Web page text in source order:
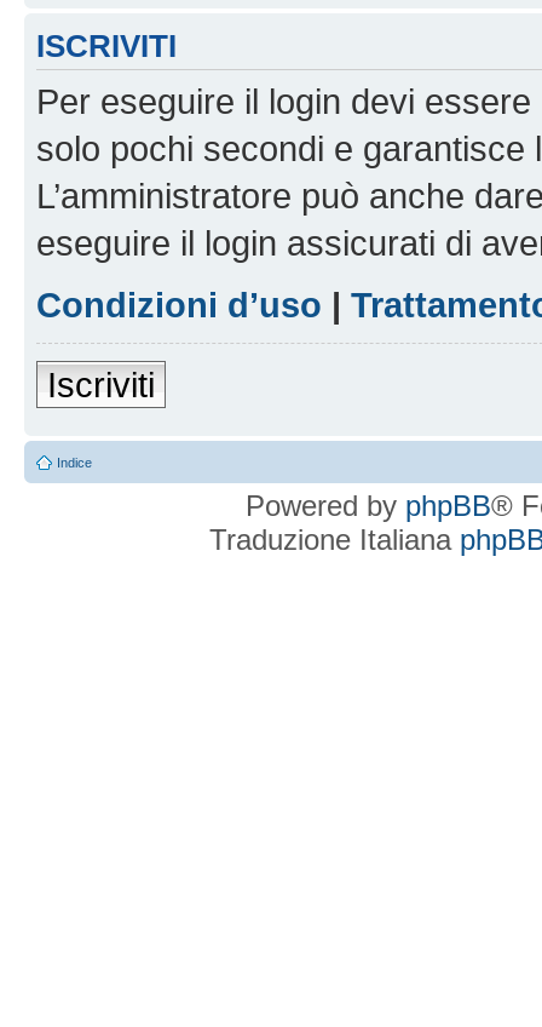
ISCRIVITI
Per eseguire il login devi
solo pochi secondi e garantisce
L’amministratore può anche
eseguire il login assicurati di
Condizioni d’uso |
Iscriviti
Indice
Powered by phpBB®
Traduzione Italiana